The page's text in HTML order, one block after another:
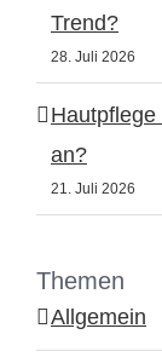
Trend?
28. Juli 2026
an?
21. Juli 2026
Themen
Allgemein